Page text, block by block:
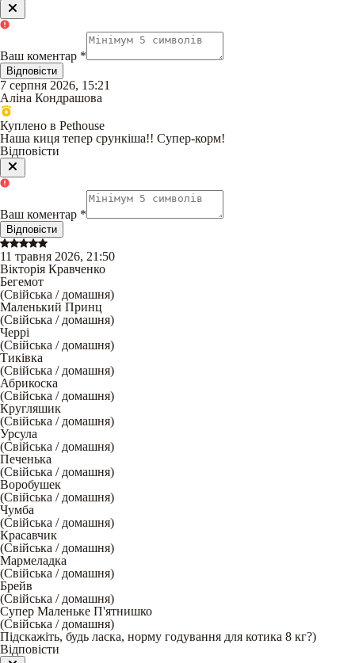
Ваш коментар *
Відповісти
7 серпня 2026, 15:21
Аліна Кондрашова
Куплено в Pethouse
Наша киця тепер срункіша!! Супер-корм!
Відповісти
Ваш коментар *
Відповісти
11 травня 2026, 21:50
Вікторія Кравченко
Бегемот
(Свійська / домашня)
Маленький Принц
(Свійська / домашня)
Черрі
(Свійська / домашня)
Тиківка
(Свійська / домашня)
Абрикоска
(Свійська / домашня)
Кругляшик
(Свійська / домашня)
Урсула
(Свійська / домашня)
Печенька
(Свійська / домашня)
Воробушек
(Свійська / домашня)
Чумба
(Свійська / домашня)
Красавчик
(Свійська / домашня)
Мармеладка
(Свійська / домашня)
Брейв
(Свійська / домашня)
Супер Маленьке П'ятнишко
(Свійська / домашня)
Підскажіть, будь ласка, норму годування для котика 8 кг?)
Відповісти